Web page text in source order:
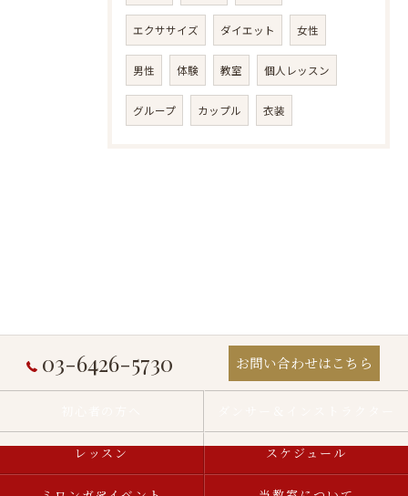
エクササイズ ダイエット 女性
男性 体験 教室 個人レッスン
グループ カップル 衣装
03-6426-5730 お問い合わせはこちら
レッスン スケジュール